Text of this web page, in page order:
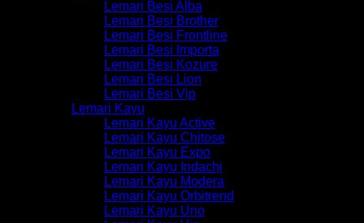
Lemari Besi Alba
Lemari Besi Brother
Lemari Besi Frontline
Lemari Besi Importa
Lemari Besi Kozure
Lemari Besi Lion
Lemari Besi Vip
Lemari Kayu
Lemari Kayu Active
Lemari Kayu Chitose
Lemari Kayu Expo
Lemari Kayu Indachi
Lemari Kayu Modera
Lemari Kayu Orbitrend
Lemari Kayu Uno